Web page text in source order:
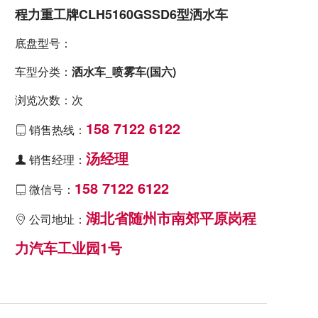
程力重工牌CLH5160GSSD6型洒水车
底盘型号：
车型分类： 洒水车_喷雾车(国六)
浏览次数：次
 销售热线： 158 7122 6122
 销售经理： 汤经理
 微信号： 158 7122 6122
 公司地址： 湖北省随州市南郊平原岗程
力汽车工业园1号